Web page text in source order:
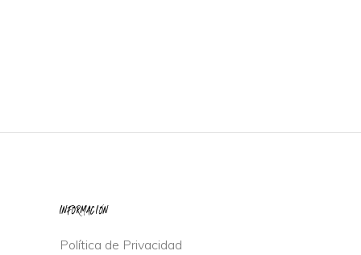
INFORMACIÓN
Política de Privacidad